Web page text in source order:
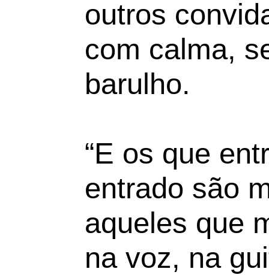
outros
com calma,
barulho.
“E os que
entrado são
aqueles que
na voz, na